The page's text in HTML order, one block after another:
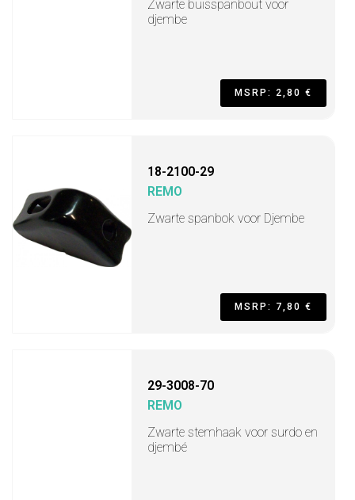
Zwarte buisspanbout voor
djembe
MSRP: 2,80 €
18-2100-29
REMO
Zwarte spanbok voor Djembe
MSRP: 7,80 €
29-3008-70
REMO
Zwarte stemhaak voor surdo en
djembé